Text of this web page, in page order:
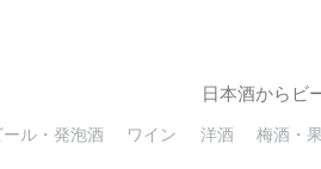
日本酒からビ
ール・発泡酒 ワイン 洋酒 梅酒・